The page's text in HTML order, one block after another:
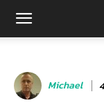
Michael